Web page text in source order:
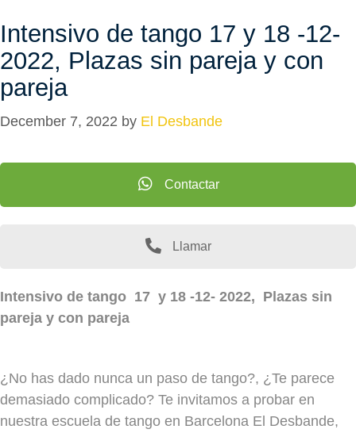
Intensivo de tango 17 y 18 -12-
2022, Plazas sin pareja y con
pareja
December 7, 2022 by El Desbande
Contactar
Llamar
Intensivo de tango 17 y 18 -12- 2022, Plazas sin
pareja y con pareja
¿No has dado nunca un paso de tango?, ¿Te parece
demasiado complicado? Te invitamos a probar en
nuestra escuela de tango en Barcelona El Desbande,